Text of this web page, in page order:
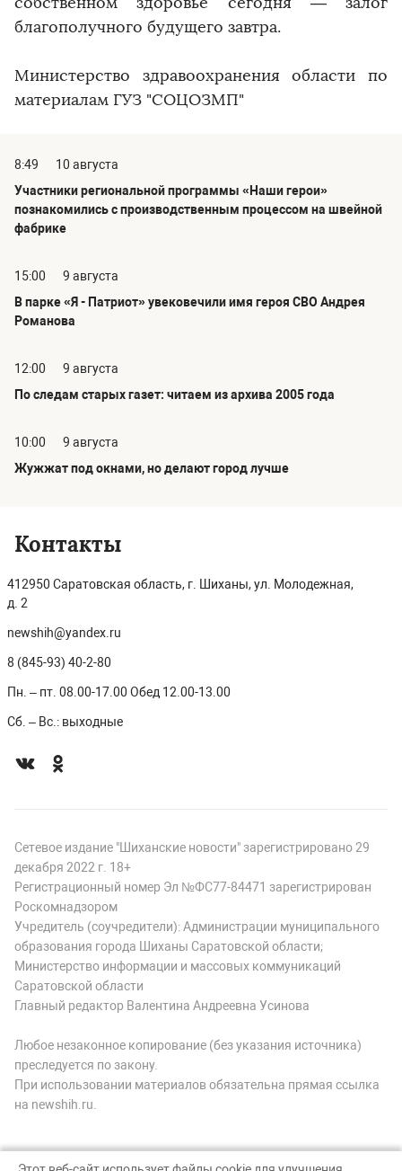
благополучного будущего завтра.
Министерство здравоохранения области по
материалам ГУЗ "СОЦОЗМП"
8:49
10 августа
Участники региональной программы «Наши герои»
познакомились с производственным процессом на швейной
фабрике
15:00
9 августа
В парке «Я - Патриот» увековечили имя героя СВО Андрея
Романова
12:00
9 августа
По следам старых газет: читаем из архива 2005 года
10:00
9 августа
Жужжат под окнами, но делают город лучше
Контакты
412950 Саратовская область, г. Шиханы, ул. Молодежная,
д. 2
newshih@yandex.ru
8 (845-93) 40-2-80
Пн. – пт. 08.00-17.00 Обед 12.00-13.00
Сб. – Вс.: выходные
Сетевое издание "Шиханские новости" зарегистрировано 29
декабря 2022 г. 18+
Регистрационный номер Эл №ФС77-84471 зарегистрирован
Роскомнадзором
Учредитель (соучредители): Администрации муниципального
образования города Шиханы Саратовской области;
Министерство информации и массовых коммуникаций
Саратовской области
Главный редактор Валентина Андреевна Усинова
Любое незаконное копирование (без указания источника)
преследуется по закону.
При использовании материалов обязательна прямая ссылка
на newshih.ru.